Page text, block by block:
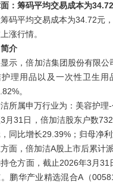
：筹码平均交易成本为
码平均交易成本为34.72元
涨行情。
介
示，倍加洁集团股份有限
护理用品以及一次性卫生
。
所属申万行业为：美容护
月31日，倍加洁股东户数
同比增长29.39%；归母净
面，倍加洁A股上市后累计
仓方面，截止2026年3月
。鹏华产业精选混合A（